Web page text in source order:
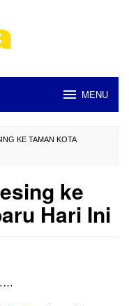
MENU
KE TAMAN KOTA
ke
Hari Ini